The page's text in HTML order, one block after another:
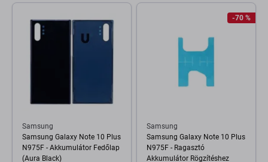
Samsung
Samsung Galaxy Note 10 Plus
N975F - Akkumulátor Fedőlap
(Aura Black)
-70 %
Samsung
Samsung Galaxy Note 10 Plus
N975F - Ragasztó
Akkumulátor Rögzítéshez